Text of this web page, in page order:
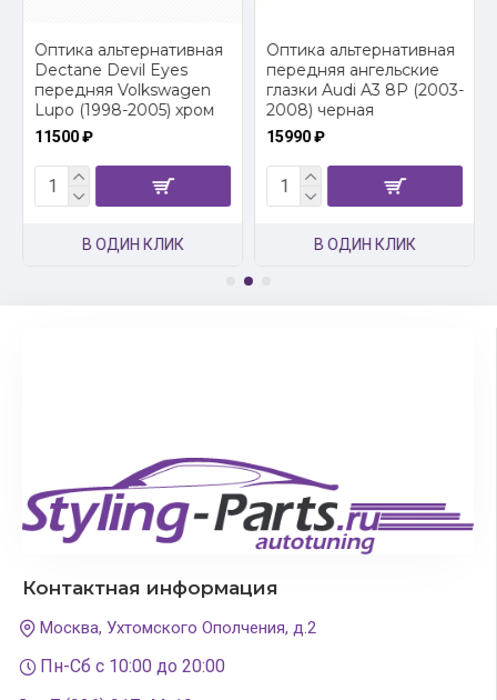
Оптика альтернативная
Dectane Devil Eyes
передняя Volkswagen
Lupo (1998-2005) хром
11500 ₽
В ОДИН КЛИК
Оптика альтернативная
передняя ангельские
глазки Audi A3 8P (2003-
2008) черная
15990 ₽
В ОДИН КЛИК
Контактная информация
Москва, Ухтомского Ополчения, д.2
Пн-Сб с 10:00 до 20:00